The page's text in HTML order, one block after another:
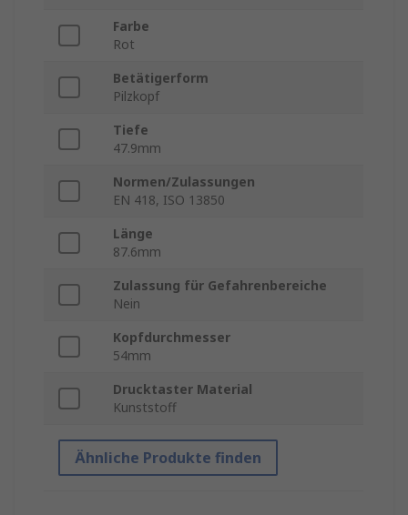
Farbe
Rot
Betätigerform
Pilzkopf
Tiefe
47.9mm
Normen/Zulassungen
EN 418, ISO 13850
Länge
87.6mm
Zulassung für Gefahrenbereiche
Nein
Kopfdurchmesser
54mm
Drucktaster Material
Kunststoff
Ähnliche Produkte finden